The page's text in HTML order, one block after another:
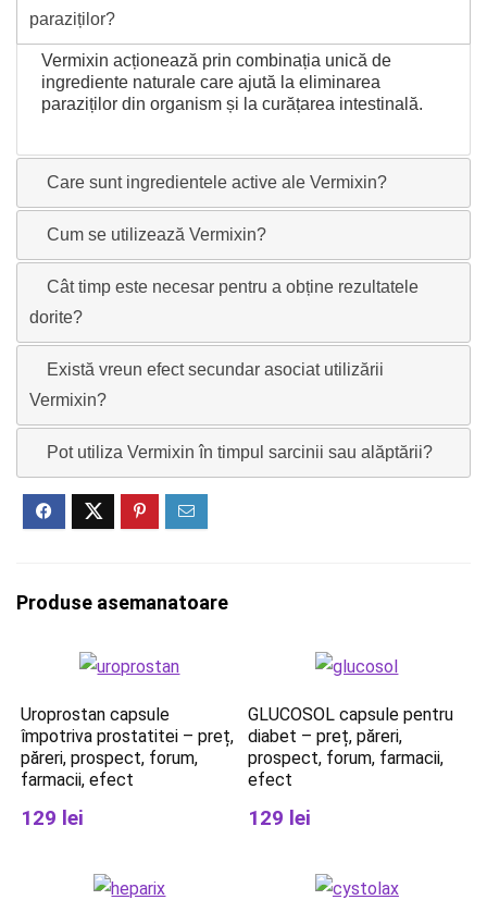
paraziților?
Vermixin acționează prin combinația unică de
ingrediente naturale care ajută la eliminarea
paraziților din organism și la curățarea intestinală.
Care sunt ingredientele active ale Vermixin?
Cum se utilizează Vermixin?
Cât timp este necesar pentru a obține rezultatele
dorite?
Există vreun efect secundar asociat utilizării
Vermixin?
Pot utiliza Vermixin în timpul sarcinii sau alăptării?
Produse asemanatoare
Uroprostan capsule
împotriva prostatitei – preț,
păreri, prospect, forum,
farmacii, efect
129 lei
GLUCOSOL capsule pentru
diabet – preț, păreri,
prospect, forum, farmacii,
efect
129 lei